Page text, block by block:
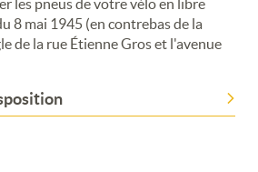
8 mai 1945 (en contrebas de la
de la rue Étienne Gros et l'avenue
de patienter...